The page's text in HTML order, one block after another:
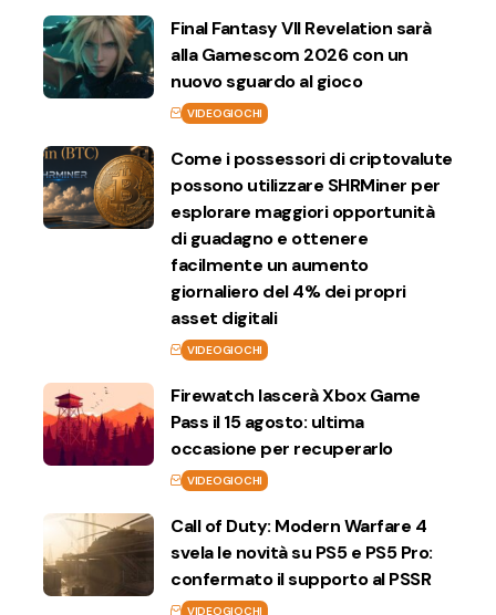
Final Fantasy VII Revelation sarà
alla Gamescom 2026 con un
nuovo sguardo al gioco
VIDEOGIOCHI
Come i possessori di criptovalute
possono utilizzare SHRMiner per
esplorare maggiori opportunità
di guadagno e ottenere
facilmente un aumento
giornaliero del 4% dei propri
asset digitali
VIDEOGIOCHI
Firewatch lascerà Xbox Game
Pass il 15 agosto: ultima
occasione per recuperarlo
VIDEOGIOCHI
Call of Duty: Modern Warfare 4
svela le novità su PS5 e PS5 Pro:
confermato il supporto al PSSR
VIDEOGIOCHI